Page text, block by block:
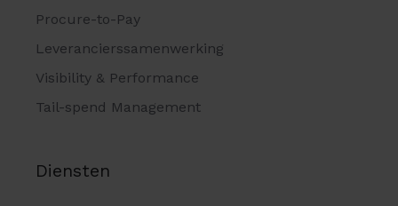
Procure-to-Pay
Leverancierssamenwerking
Visibility & Performance
Tail-spend Management
Diensten